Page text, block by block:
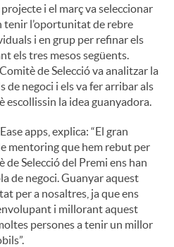
i el març va seleccionar
tenir l’oportunitat de rebre
i en grup per refinar els
els tres mesos següents.
de Selecció va analitzar la
de negoci i els va fer arribar als
escollissin la idea guanyadora.
apps, explica: “El gran
mentoring que hem rebut per
Selecció del Premi ens han
de negoci. Guanyar aquest
per a nosaltres, ja que ens
i millorant aquest
persones a tenir un millor